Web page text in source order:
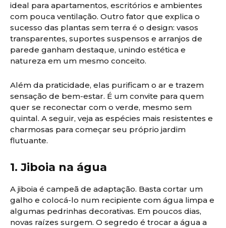
ideal para apartamentos, escritórios e ambientes
com pouca ventilação. Outro fator que explica o
sucesso das plantas sem terra é o design: vasos
transparentes, suportes suspensos e arranjos de
parede ganham destaque, unindo estética e
natureza em um mesmo conceito.
Além da praticidade, elas purificam o ar e trazem
sensação de bem-estar. É um convite para quem
quer se reconectar com o verde, mesmo sem
quintal. A seguir, veja as espécies mais resistentes e
charmosas para começar seu próprio jardim
flutuante.
1. Jiboia na água
A jiboia é campeã de adaptação. Basta cortar um
galho e colocá-lo num recipiente com água limpa e
algumas pedrinhas decorativas. Em poucos dias,
novas raízes surgem. O segredo é trocar a água a